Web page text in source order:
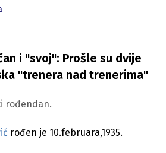
i "svoj": Prošle su dvije
"trenera nad trenerima"
rođendan.
rođen je 10.februara,1935.